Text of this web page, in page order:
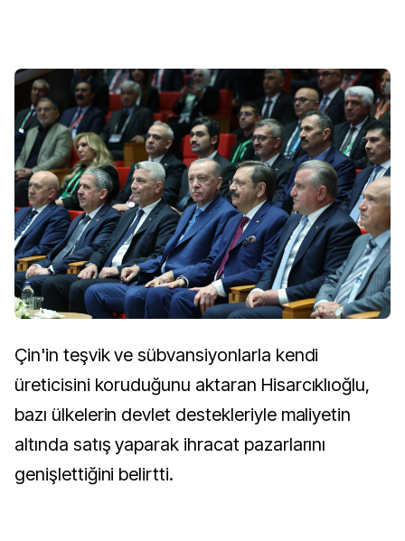
Çin'in teşvik ve sübvansiyonlarla kendi
üreticisini koruduğunu aktaran Hisarcıklıoğlu,
bazı ülkelerin devlet destekleriyle maliyetin
altında satış yaparak ihracat pazarlarını
genişlettiğini belirtti.